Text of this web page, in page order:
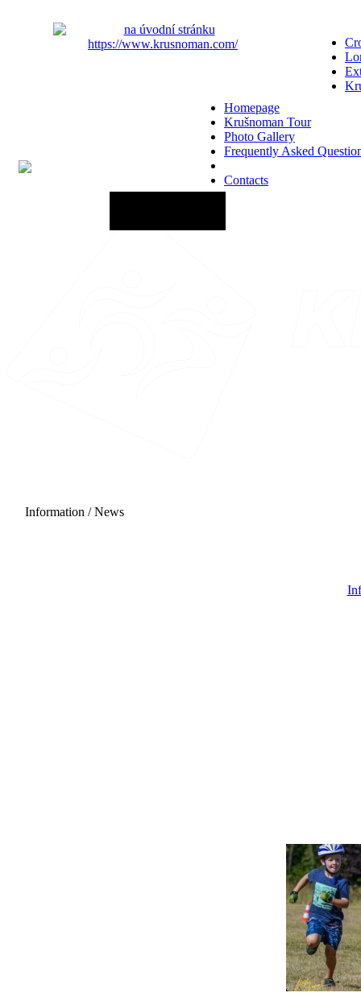
Homepage
Krušnoman Tour
Photo Gallery
Frequently Asked
Contacts
Information / News